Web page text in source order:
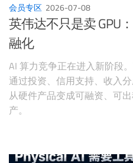
会员专区 2026-07-08
英伟达不只是卖 GPU
融化
AI 算力竞争正在进入新阶段
通过投资、信用支持、收入
从硬件产品变成可融资、可
产。